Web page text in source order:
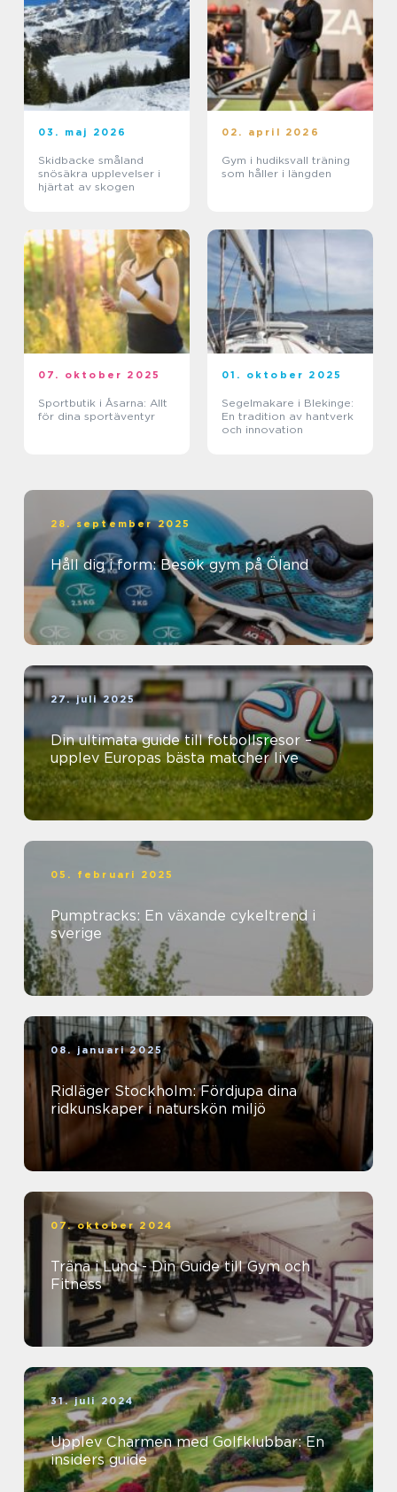
03. maj 2026
Skidbacke småland
snösäkra upplevelser i
hjärtat av skogen
02. april 2026
Gym i hudiksvall träning
som håller i längden
07. oktober 2025
Sportbutik i Åsarna: Allt
för dina sportäventyr
01. oktober 2025
Segelmakare i Blekinge:
En tradition av hantverk
och innovation
28. september 2025
Håll dig i form: Besök gym på Öland
27. juli 2025
Din ultimata guide till fotbollsresor –
upplev Europas bästa matcher live
05. februari 2025
Pumptracks: En växande cykeltrend i
sverige
08. januari 2025
Ridläger Stockholm: Fördjupa dina
ridkunskaper i naturskön miljö
07. oktober 2024
Träna i Lund - Din Guide till Gym och
Fitness
31. juli 2024
Upplev Charmen med Golfklubbar: En
insiders guide